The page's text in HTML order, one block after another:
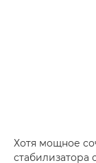
Хотя мощное
стабилизатора